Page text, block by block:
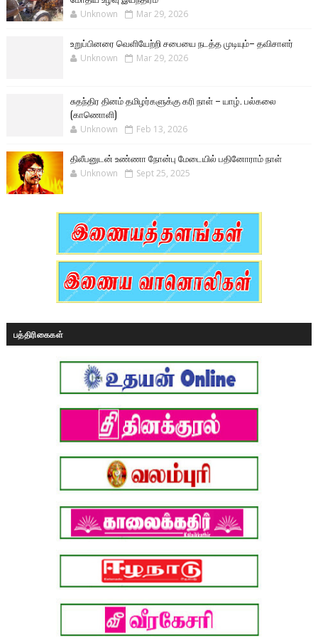
Unknown Mar 29, 2026
உறுப்பினரை வெளியேற்றி சபையை நடத்த முடியும்– தவிசாளர்
Unknown Mar 29, 2026
சுதந்திர தினம் தமிழர்களுக்கு கரி நாள் – யாழ். பல்கலை
(காணொளி)
Unknown Feb 13, 2026
திலீபனுடன் உண்ணா நோன்பு மேடையில் பதினோராம் நாள்
Unknown Sept 25, 2025
பத்திரிகைகள்